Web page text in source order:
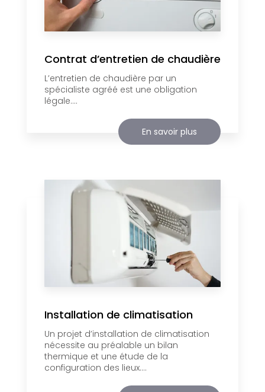
Contrat d’entretien de chaudière
L’entretien de chaudière par un
spécialiste agréé est une obligation
légale....
En savoir plus
Installation de climatisation
Un projet d’installation de climatisation
nécessite au préalable un bilan
thermique et une étude de la
configuration des lieux....